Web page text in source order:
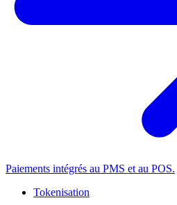
Paiements intégrés au PMS et au POS.
Tokenisation